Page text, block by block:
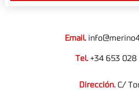
Email.
Tel. +34 653 028
Dirección.C/